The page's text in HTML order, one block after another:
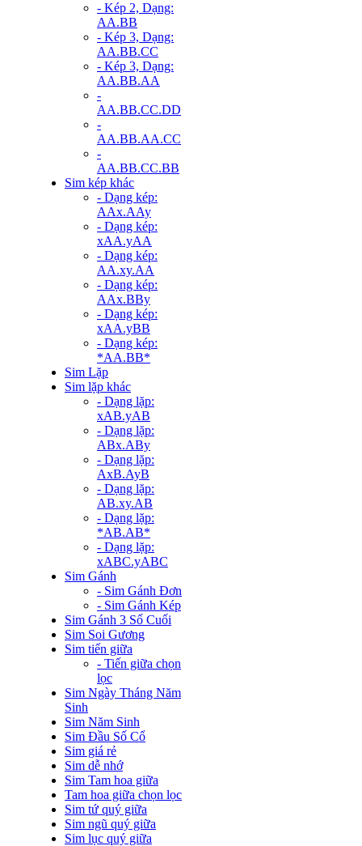
- Kép 2, Dạng:
AA.BB
- Kép 3, Dạng:
AA.BB.CC
- Kép 3, Dạng:
AA.BB.AA
-
AA.BB.CC.DD
-
AA.BB.AA.CC
-
AA.BB.CC.BB
Sim kép khác
- Dạng kép:
AAx.AAy
- Dạng kép:
xAA.yAA
- Dạng kép:
AA.xy.AA
- Dạng kép:
AAx.BBy
- Dạng kép:
xAA.yBB
- Dạng kép:
*AA.BB*
Sim Lặp
Sim lặp khác
- Dạng lặp:
xAB.yAB
- Dạng lặp:
ABx.ABy
- Dạng lặp:
AxB.AyB
- Dạng lặp:
AB.xy.AB
- Dạng lặp:
*AB.AB*
- Dạng lặp:
xABC.yABC
Sim Gánh
- Sim Gánh Đơn
- Sim Gánh Kép
Sim Gánh 3 Số Cuối
Sim Soi Gương
Sim tiến giữa
- Tiến giữa chọn
lọc
Sim Ngày Tháng Năm
Sinh
Sim Năm Sinh
Sim Đầu Số Cổ
Sim giá rẻ
Sim dễ nhớ
Sim Tam hoa giữa
Tam hoa giữa chọn lọc
Sim tứ quý giữa
Sim ngũ quý giữa
Sim lục quý giữa